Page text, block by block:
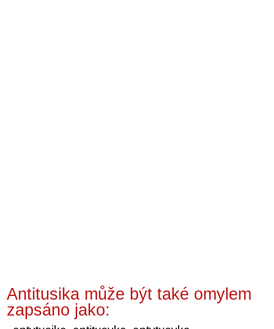
Antitusika může být také omylem
zapsáno jako: